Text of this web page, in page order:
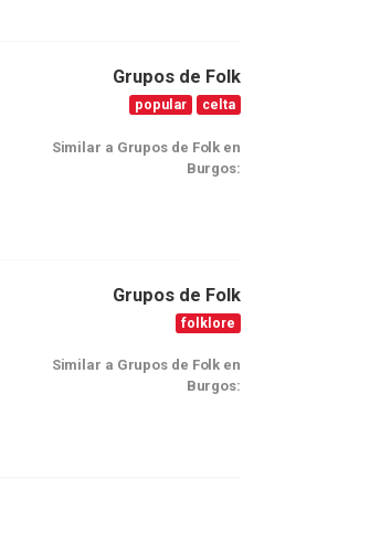
Grupos de Folk
popular celta
Similar a Grupos de Folk en
Burgos:
Grupos de Folk
folklore
Similar a Grupos de Folk en
Burgos: